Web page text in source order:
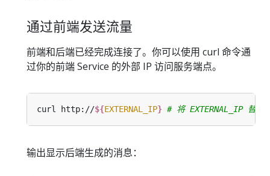
通过前端发送流量
前端和后端已经完成连接了。你可以使用 curl 命令通
过你的前端 Service 的外部 IP 访问服务端点。
curl http://${EXTERNAL_IP} # 将 EXTERNAL_IP 替换
输出显示后端生成的消息：